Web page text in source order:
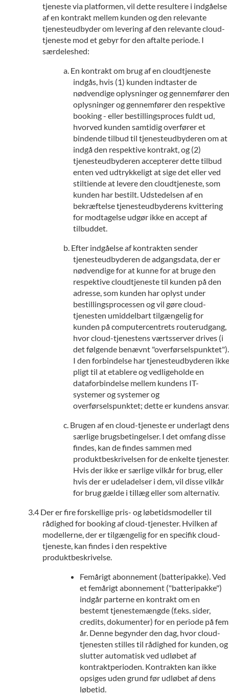
tjeneste via platformen, vil dette resultere i indgåelse
af en kontrakt mellem kunden og den relevante
tjenesteudbyder om levering af den relevante cloud-
tjeneste mod et gebyr for den aftalte periode. I
særdeleshed:
En kontrakt om brug af en cloudtjeneste
indgås, hvis (1) kunden indtaster de
nødvendige oplysninger og gennemfører den
oplysninger og gennemfører den respektive
booking - eller bestillingsproces fuldt ud,
hvorved kunden samtidig overfører et
bindende tilbud til tjenesteudbyderen om at
indgå den respektive kontrakt, og (2)
tjenesteudbyderen accepterer dette tilbud
enten ved udtrykkeligt at sige det eller ved
stiltiende at levere den cloudtjeneste, som
kunden har bestilt. Udstedelsen af en
bekræftelse tjenesteudbyderens kvittering
for modtagelse udgør ikke en accept af
tilbuddet.
Efter indgåelse af kontrakten sender
tjenesteudbyderen de adgangsdata, der er
nødvendige for at kunne for at bruge den
respektive cloudtjeneste til kunden på den
adresse, som kunden har oplyst under
bestillingsprocessen og vil gøre cloud-
tjenesten umiddelbart tilgængelig for
kunden på computercentrets routerudgang,
hvor cloud-tjenestens værtsserver drives (i
det følgende benævnt "overførselspunktet").
I den forbindelse har tjenesteudbyderen ikke
pligt til at etablere og vedligeholde en
dataforbindelse mellem kundens IT-
systemer og systemer og
overførselspunktet; dette er kundens ansvar.
Brugen af en cloud-tjeneste er underlagt dens
særlige brugsbetingelser. I det omfang disse
findes, kan de findes sammen med
produktbeskrivelsen for de enkelte tjenester.
Hvis der ikke er særlige vilkår for brug, eller
hvis der er udeladelser i dem, vil disse vilkår
for brug gælde i tillæg eller som alternativ.
Der er fire forskellige pris- og løbetidsmodeller til
rådighed for booking af cloud-tjenester. Hvilken af
modellerne, der er tilgængelig for en specifik cloud-
tjeneste, kan findes i den respektive
produktbeskrivelse.
Femårigt abonnement (batteripakke). Ved
et femårigt abonnement ("batteripakke")
indgår parterne en kontrakt om en
bestemt tjenestemængde (f.eks. sider,
credits, dokumenter) for en periode på fem
år. Denne begynder den dag, hvor cloud-
tjenesten stilles til rådighed for kunden, og
slutter automatisk ved udløbet af
kontraktperioden. Kontrakten kan ikke
opsiges uden grund før udløbet af dens
løbetid.